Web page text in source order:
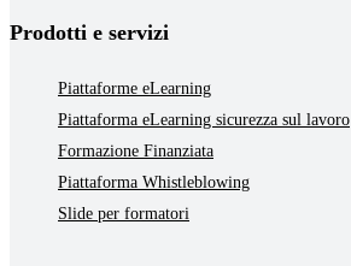
Prodotti e servizi
Piattaforme eLearning
Piattaforma eLearning sicurezza sul lavoro
Formazione Finanziata
Piattaforma Whistleblowing
Slide per formatori